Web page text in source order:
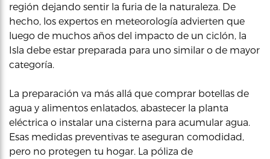
región dejando sentir la furia de la naturaleza. De
hecho, los expertos en meteorología advierten que
luego de muchos años del impacto de un ciclón, la
Isla debe estar preparada para uno similar o de mayor
categoría.
La preparación va más allá que comprar botellas de
agua y alimentos enlatados, abastecer la planta
eléctrica o instalar una cisterna para acumular agua.
Esas medidas preventivas te aseguran comodidad,
pero no protegen tu hogar. La póliza de